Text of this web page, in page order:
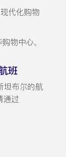
代化购物
物中心。
班
坦布尔的航
通过